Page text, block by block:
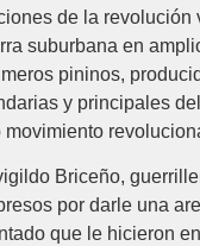
de la
suburbana en
pininos,
y principales
Briceño,
por darle una
que le hicieron